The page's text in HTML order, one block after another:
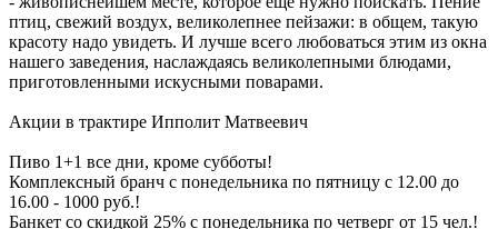
птиц, свежий воздух, великолепнее пейзажи: в общем, такую
красоту надо увидеть. И лучше всего любоваться этим из окна
нашего заведения, наслаждаясь великолепными блюдами,
приготовленными искусными поварами.
Акции в трактире Ипполит Матвеевич
Пиво 1+1 все дни, кроме субботы!
Комплексный бранч с понедельника по пятницу с 12.00 до
16.00 - 1000 руб.!
Банкет со скидкой 25% с понедельника по четверг от 15 чел.!